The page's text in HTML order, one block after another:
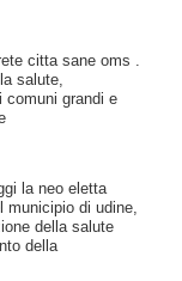
citta sane oms .
salute,
comuni grandi e
la neo eletta
municipio di udine,
della salute
della